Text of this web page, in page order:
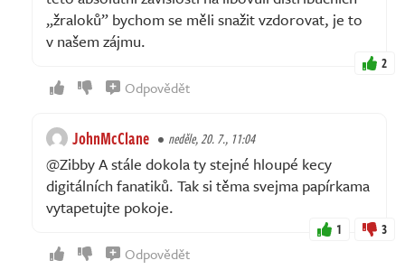
„žraloků” bychom se měli snažit vzdorovat, je to
v našem zájmu.
2
Odpovědět
JohnMcClane neděle, 20. 7., 11:04
@Zibby A stále dokola ty stejné hloupé kecy
digitálních fanatiků. Tak si těma svejma papírkama
vytapetujte pokoje.
1 3
Odpovědět